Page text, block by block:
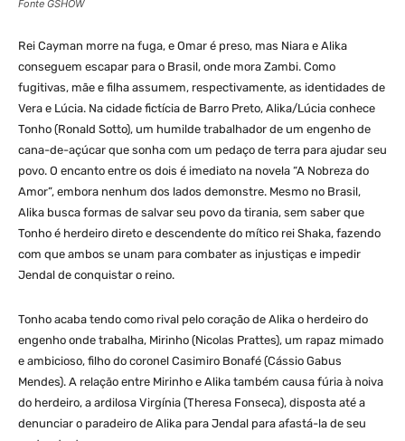
Fonte GSHOW
Rei Cayman morre na fuga, e Omar é preso, mas Niara e Alika
conseguem escapar para o Brasil, onde mora Zambi. Como
fugitivas, mãe e filha assumem, respectivamente, as identidades de
Vera e Lúcia. Na cidade fictícia de Barro Preto, Alika/Lúcia conhece
Tonho (Ronald Sotto), um humilde trabalhador de um engenho de
cana-de-açúcar que sonha com um pedaço de terra para ajudar seu
povo. O encanto entre os dois é imediato na novela “A Nobreza do
Amor”, embora nenhum dos lados demonstre. Mesmo no Brasil,
Alika busca formas de salvar seu povo da tirania, sem saber que
Tonho é herdeiro direto e descendente do mítico rei Shaka, fazendo
com que ambos se unam para combater as injustiças e impedir
Jendal de conquistar o reino.
Tonho acaba tendo como rival pelo coração de Alika o herdeiro do
engenho onde trabalha, Mirinho (Nicolas Prattes), um rapaz mimado
e ambicioso, filho do coronel Casimiro Bonafé (Cássio Gabus
Mendes). A relação entre Mirinho e Alika também causa fúria à noiva
do herdeiro, a ardilosa Virgínia (Theresa Fonseca), disposta até a
denunciar o paradeiro de Alika para Jendal para afastá-la de seu